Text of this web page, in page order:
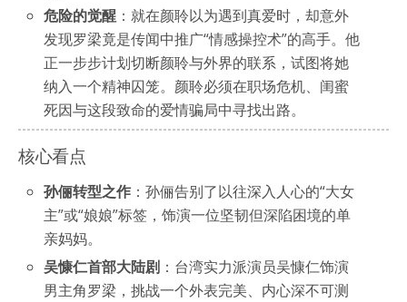
危险的觉醒 ：就在颜聆以为遇到真爱时，却意外
发现罗梁竟是传闻中推广“情感操控术”的高手。他
正一步步计划切断颜聆与外界的联系，试图将她
纳入一个精神囚笼。颜聆必须在职场危机、闺蜜
死因与这段致命的爱情骗局中寻找出路。
核心看点
孙俪转型之作 ：孙俪告别了以往深入人心的“大女
主”或“娘娘”标签，饰演一位坚韧但深陷困境的单
亲妈妈。
吴慷仁首部大陆剧 ：台湾实力派演员吴慷仁饰演
男主角罗梁，挑战一个外表完美、内心深不可测